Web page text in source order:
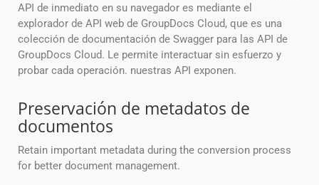
API de inmediato en su navegador es mediante el
explorador de API web de GroupDocs Cloud, que es una
colección de documentación de Swagger para las API de
GroupDocs Cloud. Le permite interactuar sin esfuerzo y
probar cada operación. nuestras API exponen.
Preservación de metadatos de
documentos
Retain important metadata during the conversion process
for better document management.